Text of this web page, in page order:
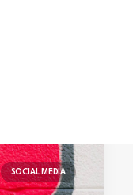
SOCIAL MEDIA